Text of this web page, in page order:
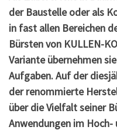
der Baustelle oder als
in fast allen Bereichen
Bürsten von KULLEN-
Variante übernehmen
Aufgaben. Auf der
der renommierte
über die Vielfalt seiner
Anwendungen im Hoch-